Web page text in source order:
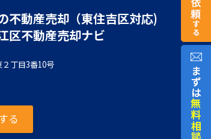
不動産売却（東住吉区対応)
区不動産売却ナビ
丁目3番10号
る